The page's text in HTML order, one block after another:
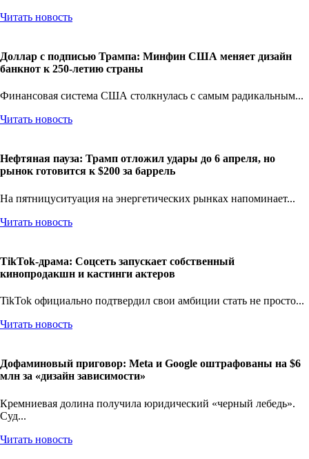
Читать новость
Доллар с подписью Трампа: Минфин США меняет дизайн
банкнот к 250-летию страны
Финансовая система США столкнулась с самым радикальным...
Читать новость
Нефтяная пауза: Трамп отложил удары до 6 апреля, но
рынок готовится к $200 за баррель
На пятницуситуация на энергетических рынках напоминает...
Читать новость
TikTok-драма: Соцсеть запускает собственный
кинопродакшн и кастинги актеров
TikTok официально подтвердил свои амбиции стать не просто...
Читать новость
Дофаминовый приговор: Meta и Google оштрафованы на $6
млн за «дизайн зависимости»
Кремниевая долина получила юридический «черный лебедь».
Суд...
Читать новость